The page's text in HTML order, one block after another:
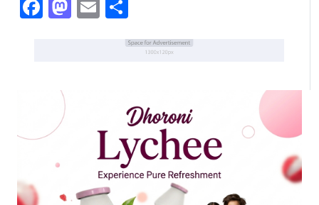
Facebook
Mastodon
Email